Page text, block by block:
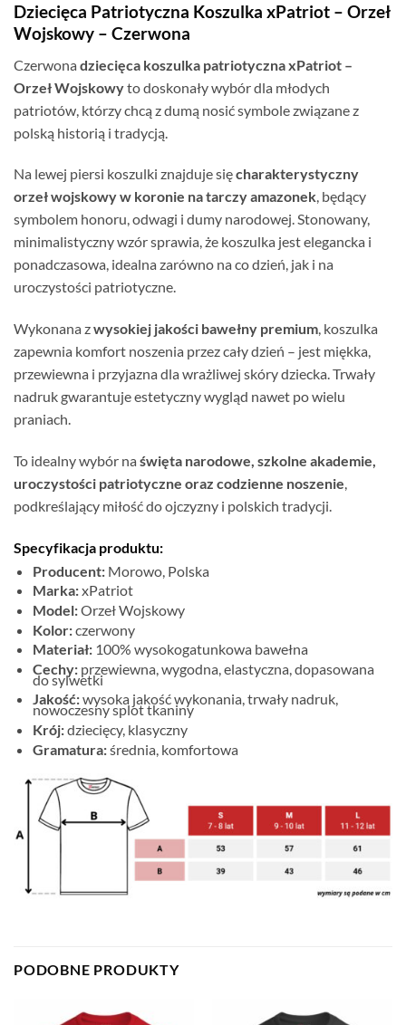
Dziecięca Patriotyczna Koszulka xPatriot – Orzeł
Wojskowy – Czerwona
Czerwona dziecięca koszulka patriotyczna xPatriot –
Orzeł Wojskowyto doskonały wybór dla młodych
patriotów, którzy chcą z dumą nosić symbole związane z
polską historią i tradycją.
Na lewej piersi koszulki znajduje sięcharakterystyczny
orzeł wojskowy w koronie na tarczy amazonek, będący
symbolem honoru, odwagi i dumy narodowej. Stonowany,
minimalistyczny wzór sprawia, że koszulka jest elegancka i
ponadczasowa, idealna zarówno na co dzień, jak i na
uroczystości patriotyczne.
Wykonana zwysokiej jakości bawełny premium, koszulka
zapewnia komfort noszenia przez cały dzień – jest miękka,
przewiewna i przyjazna dla wrażliwej skóry dziecka. Trwały
nadruk gwarantuje estetyczny wygląd nawet po wielu
praniach.
To idealny wybór na święta narodowe, szkolne akademie,
uroczystości patriotyczne oraz codzienne noszenie,
podkreślający miłość do ojczyzny i polskich tradycji.
Specyfikacja produktu:
Producent:Morowo, Polska
Marka:xPatriot
Model:Orzeł Wojskowy
Kolor:czerwony
Materiał:100% wysokogatunkowa bawełna
Cechy:przewiewna, wygodna, elastyczna, dopasowana
do sylwetki
Jakość:wysoka jakość wykonania, trwały nadruk,
nowoczesny splot tkaniny
Krój:dziecięcy, klasyczny
Gramatura:średnia, komfortowa
PODOBNE PRODUKTY